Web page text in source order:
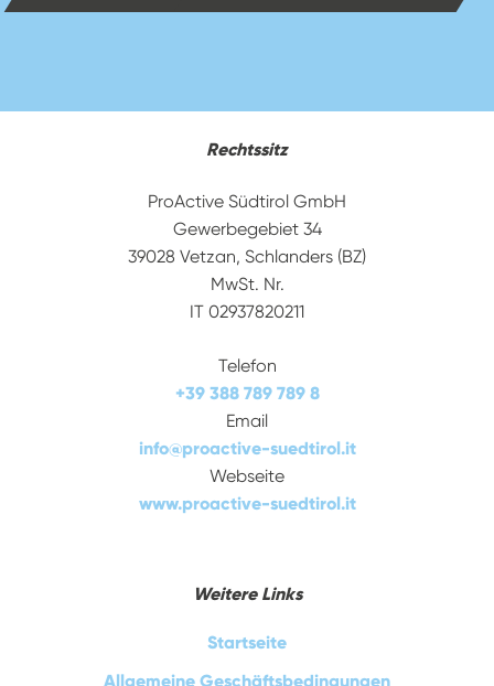
Rechtssitz
ProActive Südtirol GmbH
Gewerbegebiet 34
39028 Vetzan, Schlanders (BZ)
MwSt. Nr.
IT 02937820211
Telefon
+39 388 789 789 8
Email
info@proactive-suedtirol.it
Webseite
www.proactive-suedtirol.it
Weitere Links
Startseite
Allgemeine Geschäftsbedingungen